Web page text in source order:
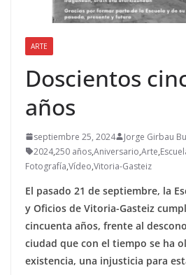
ARTE
Doscientos
años
septiembre 25, 2024 Jorge Girbau
2024,250 años,Aniversario,Arte,
Fotografía,Vídeo,Vitoria-Gasteiz
El pasado 21 de septiembre, la
y Oficios de Vitoria-Gasteiz
cincuenta años, frente al
ciudad que con el tiempo se ha
existencia, una injusticia para